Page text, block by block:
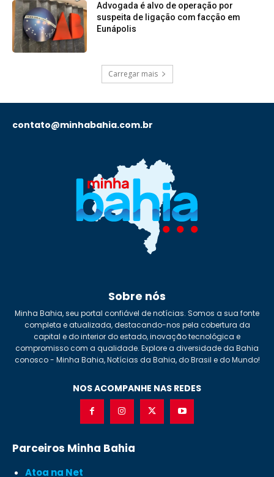
Advogada é alvo de operação por
suspeita de ligação com facção em
Eunápolis
Carregar mais
contato@minhabahia.com.br
Sobre nós
Minha Bahia, seu portal confiável de notícias. Somos a sua fonte
completa e atualizada, destacando-nos pela cobertura da
capital e do interior do estado, inovação tecnológica e
compromisso com a qualidade. Explore a diversidade da Bahia
conosco - Minha Bahia, Notícias da Bahia, do Brasil e do Mundo!
NOS ACOMPANHE NAS REDES
Parceiros Minha Bahia
Atoa na Net